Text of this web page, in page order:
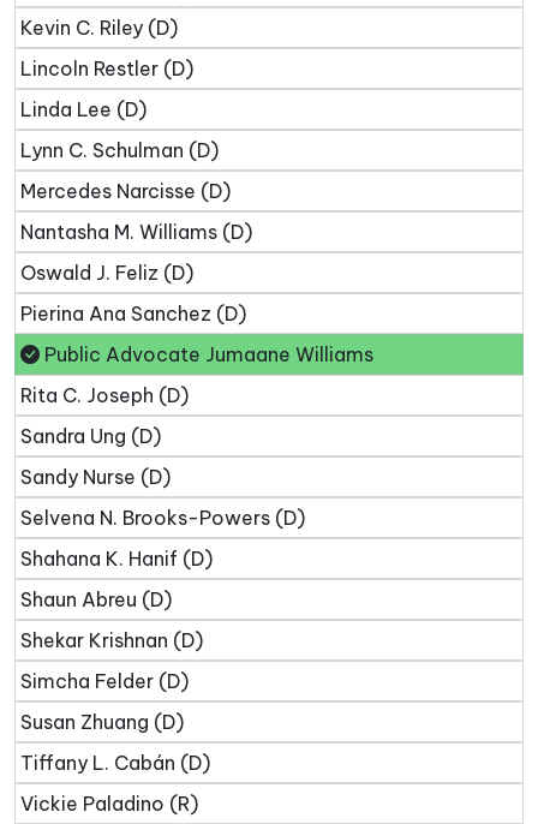
Kevin C. Riley (D)
Lincoln Restler (D)
Linda Lee (D)
Lynn C. Schulman (D)
Mercedes Narcisse (D)
Nantasha M. Williams (D)
Oswald J. Feliz (D)
Pierina Ana Sanchez (D)
Public Advocate Jumaane Williams
Rita C. Joseph (D)
Sandra Ung (D)
Sandy Nurse (D)
Selvena N. Brooks-Powers (D)
Shahana K. Hanif (D)
Shaun Abreu (D)
Shekar Krishnan (D)
Simcha Felder (D)
Susan Zhuang (D)
Tiffany L. Cabán (D)
Vickie Paladino (R)